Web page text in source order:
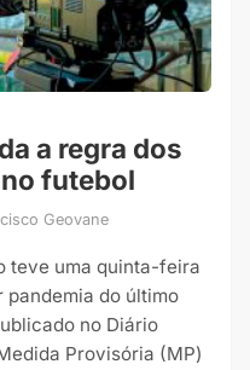
a regra dos
futebol
Geovane
teve uma quinta-feira
pandemia do último
no Diário
Provisória (MP)